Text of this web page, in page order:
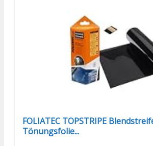
FOLIATEC TOPSTRIPE
Tönungsfolie...